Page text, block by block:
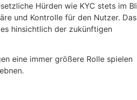
Hürden wie KYC stets im
und Kontrolle für den Nutzer. Das
hinsichtlich der zukünftigen
eine immer größere Rolle spielen